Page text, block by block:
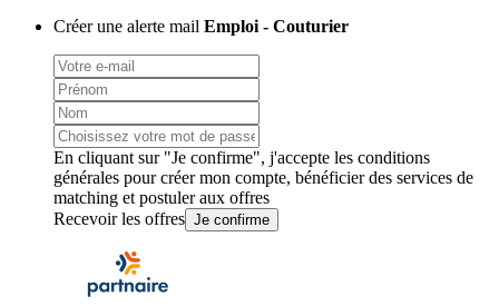
Créer une alerte mail Emploi - Couturier
En cliquant sur "Je confirme", j'accepte les conditions
générales pour créer mon compte, bénéficier des services de
matching et postuler aux offres
Recevoir les offres Je confirme